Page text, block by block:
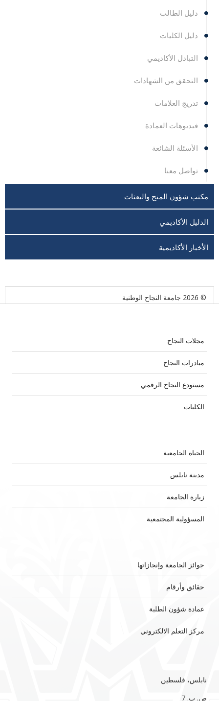
دليل الطالب
دليل الكليات
التبادل الأكاديمي
التحقق من الشهادات
تدريج العلامات
فيديوهات العمادة
الأسئلة الشائعة
تواصل معنا
مكتب شؤون المنح والبعثات
الدليل الأكاديمي
الأخبار الأكاديمية
© 2026 جامعة النجاح الوطنية
مجلات النجاح
مبادرات النجاح
مستودع النجاح الرقمي
الكليات
الحياة الجامعية
مدينة نابلس
زيارة الجامعة
المسؤولية المجتمعية
جوائز الجامعة وإنجازاتها
حقائق وأرقام
عمادة شؤون الطلبة
مركز التعلم الالكتروني
نابلس، فلسطين
ص. ب. 7‏